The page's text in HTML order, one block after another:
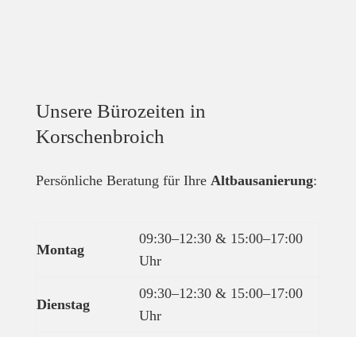
Unsere Bürozeiten in
Korschenbroich
Persönliche Beratung für Ihre Altbausanierung:
Montag
09:30–12:30 & 15:00–17:00
Uhr
Dienstag
09:30–12:30 & 15:00–17:00
Uhr